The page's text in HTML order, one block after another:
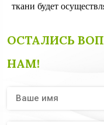
ткани будет
ОСТАЛИСЬ
НАМ!